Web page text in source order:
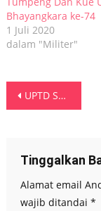
Bhayangkara ke-74
1 Juli 2020
dalam "Militer"
Navigasi
UPTD Seram Timur Sampaikan Ucapan Selamat HUT Bhayangkara Ke-80, Perkuat Sinergi Bersama Polsek Geser
Tinggalkan
Alamat email
wajib ditandai *